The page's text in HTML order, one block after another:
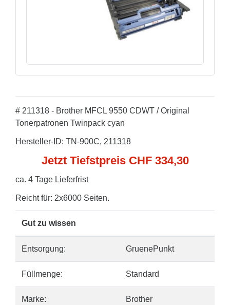
# 211318 - Brother MFCL 9550 CDWT / Original
Tonerpatronen Twinpack cyan
Hersteller-ID: TN-900C, 211318
Jetzt Tiefstpreis CHF 334,30
ca. 4 Tage Lieferfrist
Reicht für: 2x6000 Seiten.
Gut zu wissen
Entsorgung: GruenePunkt
Füllmenge: Standard
Marke: Brother